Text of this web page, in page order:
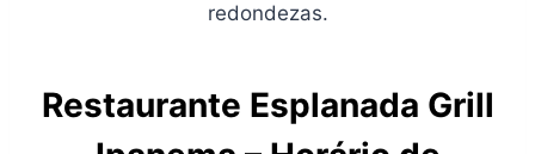
redondezas.
Restaurante Esplanada Grill